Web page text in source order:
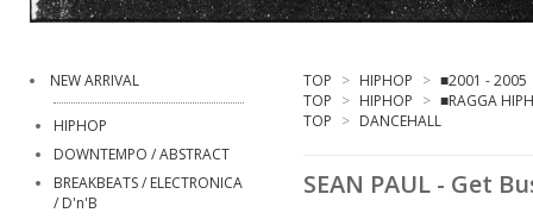
TOP > HIPHOP > ■2001 - 2005
TOP > HIPHOP > ■RAGGA
TOP > DANCEHALL
SEAN PAUL - Get
NEW ARRIVAL
HIPHOP
DOWNTEMPO / ABSTRACT
BREAKBEATS / ELECTRONICA
/ D'n'B